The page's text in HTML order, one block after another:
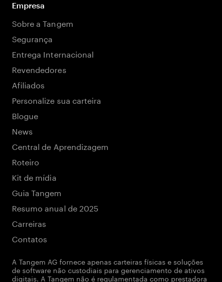
Empresa
Sobre a Tangem
Segurança
Entrega Internacional
Revendedores
Afiliados
Personalize sua carteira
Blogue
News
Central de Aprendizagem
Roteiro
Kit de mídia
Guia Tangem
Resumo anual de 2025
Carreiras
Contatos
A Tangem AG fornece apenas carteiras físicas e soluções
de software não custodiais para gerenciamento de ativos
digitais. A Tangem não é regulamentada como prestadora